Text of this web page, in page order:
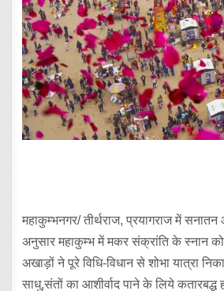
महाकुम्भनगर/ तीर्थराज, प्रयागराज में
अनुसार महाकुम्भ में मकर संक्रांति के स्नान
अखाड़ों ने पूरे विधि-विधान से शोभा यात्रा
साधु,संतों का आशीर्वाद पाने के लिये